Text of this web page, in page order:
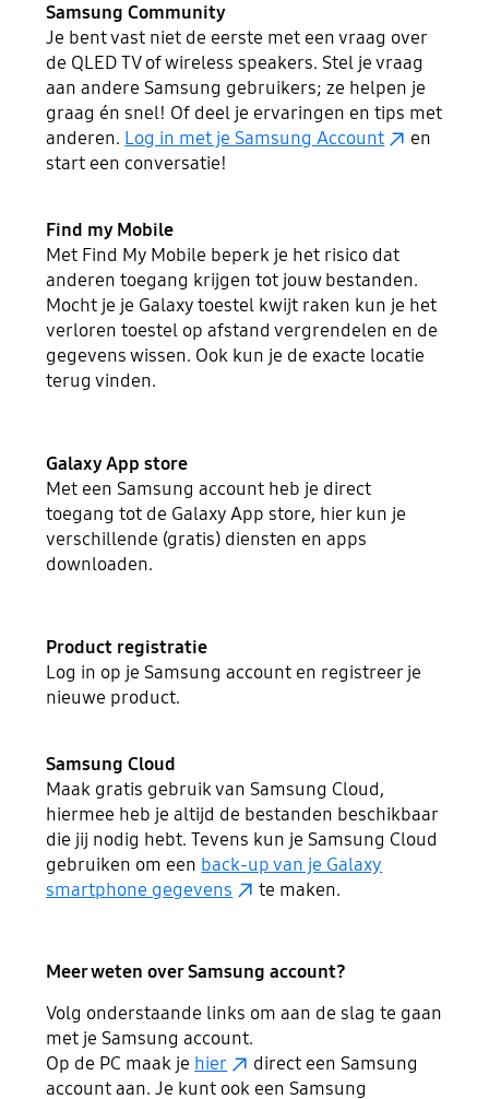
Samsung Community
Je bent vast niet de eerste met een vraag over
de QLED TV of wireless speakers. Stel je vraag
aan andere Samsung gebruikers; ze helpen je
graag én snel! Of deel je ervaringen en tips met
anderen. Log in met je Samsung Account
en
start een conversatie!
Find my Mobile
Met Find My Mobile beperk je het risico dat
anderen toegang krijgen tot jouw bestanden.
Mocht je je Galaxy toestel kwijt raken kun je het
verloren toestel op afstand vergrendelen en de
gegevens wissen. Ook kun je de exacte locatie
terug vinden.
Galaxy App store
Met een Samsung account heb je direct
toegang tot de Galaxy App store, hier kun je
verschillende (gratis) diensten en apps
downloaden.
Product registratie
Log in op je Samsung account en registreer je
nieuwe product.
Samsung Cloud
Maak gratis gebruik van Samsung Cloud,
hiermee heb je altijd de bestanden beschikbaar
die jij nodig hebt. Tevens kun je Samsung Cloud
gebruiken om een back-up van je Galaxy
smartphone gegevens
te maken.
Meer weten over Samsung account?
Volg onderstaande links om aan de slag te gaan
met je Samsung account.
Op de PC maak je hier
direct een Samsung
account aan. Je kunt ook een Samsung